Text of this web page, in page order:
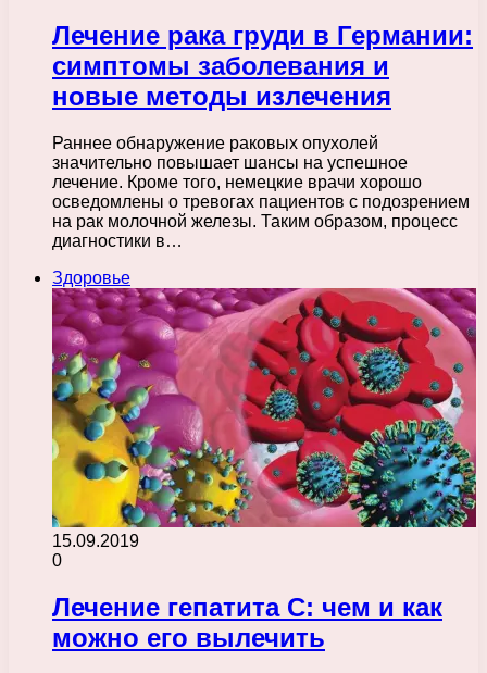
Лечение рака груди в Германии:
симптомы заболевания и
новые методы излечения
Раннее обнаружение раковых опухолей
значительно повышает шансы на успешное
лечение. Кроме того, немецкие врачи хорошо
осведомлены о тревогах пациентов с подозрением
на рак молочной железы. Таким образом, процесс
диагностики в…
Здоровье
15.09.2019
0
Лечение гепатита С: чем и как
можно его вылечить